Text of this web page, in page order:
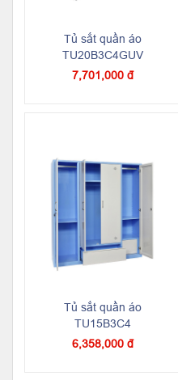
Tủ sắt quần áo
TU20B3C4GUV
7,701,000 đ
Tủ sắt quần áo
TU15B3C4
6,358,000 đ